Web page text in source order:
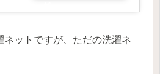
ネットですが、ただの洗濯ネ